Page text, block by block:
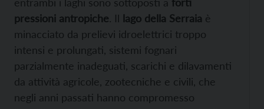
pressioni antropiche. Il lago della Serraia è
minacciato da prelievi idroelettrici troppo
intensi e prolungati, sistemi fognari
parzialmente inadeguati, scarichi e dilavamenti
da attività agricole, zootecniche e civili, che
negli anni passati hanno compromesso